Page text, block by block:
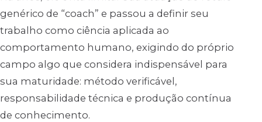
genérico de “coach” e passou a definir seu
trabalho como ciência aplicada ao
comportamento humano, exigindo do próprio
campo algo que considera indispensável para
sua maturidade: método verificável,
responsabilidade técnica e produção contínua
de conhecimento.